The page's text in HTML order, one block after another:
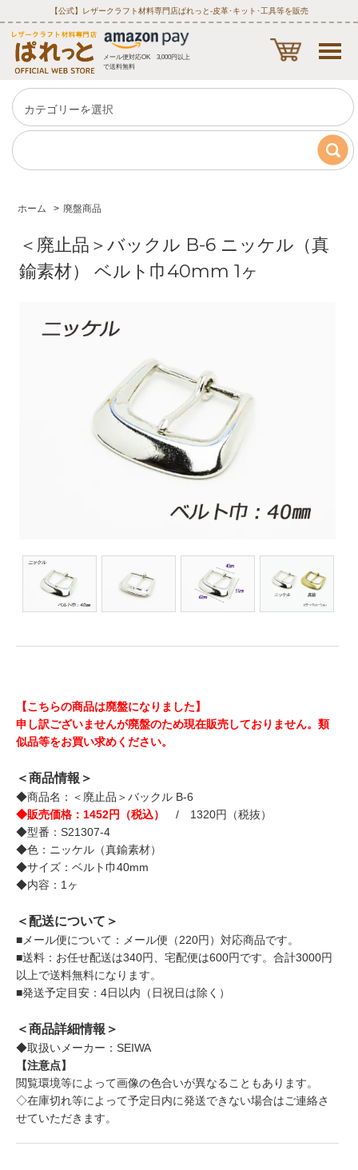
【公式】レザークラフト材料専門店ぱれっと‐皮革･キット･工具等を販売
メール便対応OK 3,000円以上
で送料無料
ホーム > 廃盤商品
＜廃止品＞バックル B-6 ニッケル（真
鍮素材） ベルト巾40mm 1ヶ
【こちらの商品は廃盤になりました】
申し訳ございませんが廃盤のため現在販売しておりません。類
似品等をお買い求めください。
＜商品情報＞
◆商品名：＜廃止品＞バックル B-6
◆販売価格：1452円（税込）
/ 1320円（税抜）
◆型番：S21307-4
◆色：ニッケル（真鍮素材）
◆サイズ：ベルト巾40mm
◆内容：1ヶ
＜配送について＞
■メール便について：メール便（220円）対応商品です。
■送料：お任せ配送は340円、宅配便は600円です。合計3000円
以上で送料無料になります。
■発送予定目安：4日以内（日祝日は除く）
＜商品詳細情報＞
◆取扱いメーカー：SEIWA
【注意点】
閲覧環境等によって画像の色合いが異なることもあります。
◇在庫切れ等によって予定日内に発送できない場合はご連絡さ
せていただきます。